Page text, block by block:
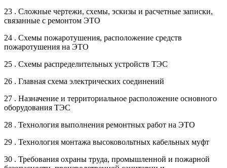
23 . Сложные чертежи, схемы, эскизы и расчетные записки,
связанные с ремонтом ЭТО
24 . Схемы пожаротушения, расположение средств
пожаротушения на ЭТО
25 . Схемы распределительных устройств ТЭС
26 . Главная схема электрических соединений
27 . Назначение и территориальное расположение основного
оборудования ТЭС
28 . Технология выполнения ремонтных работ на ЭТО
29 . Технология монтажа высоковольтных кабельных муфт
30 . Требования охраны труда, промышленной и пожарной